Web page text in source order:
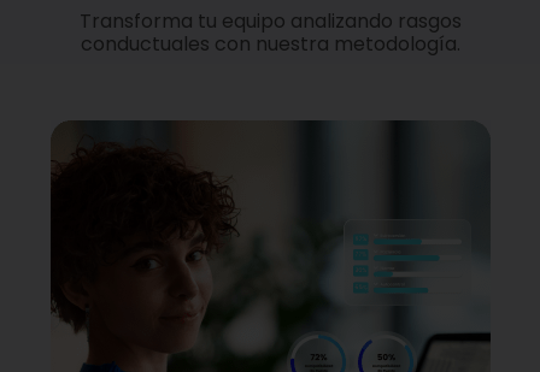
Transforma tu equipo analizando rasgos
conductuales con nuestra metodología.